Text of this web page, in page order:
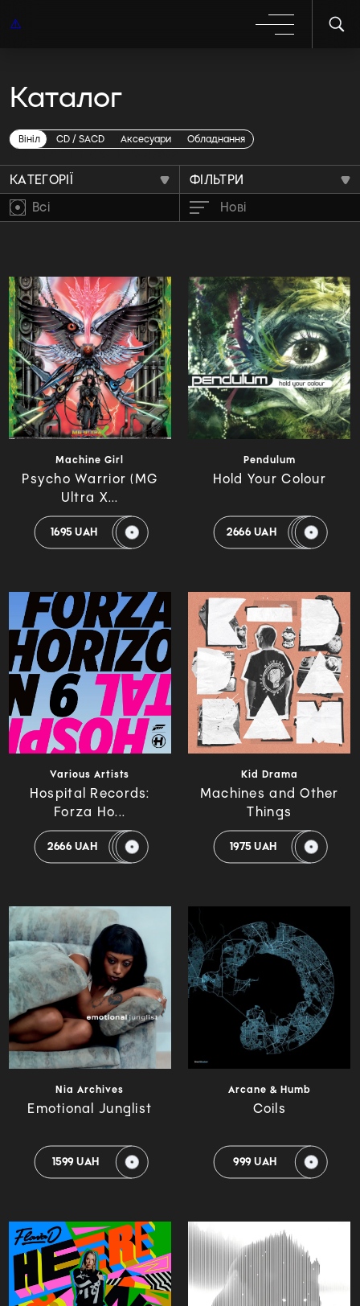
Каталог
Вініл CD / SACD Аксесуари Обладнання
Drum & Bass
КАТЕГОРІЇ
ФІЛЬТРИ
Всі
Нові
Machine Girl
Psycho Warrior (MG
Ultra X...
1695 UAH
Pendulum
Hold Your Colour
2666 UAH
Various Artists
Hospital Records:
Forza Ho...
2666 UAH
Kid Drama
Machines and Other
Things
1975 UAH
Nia Archives
Emotional Junglist
1599 UAH
Arcane & Humb
Coils
999 UAH